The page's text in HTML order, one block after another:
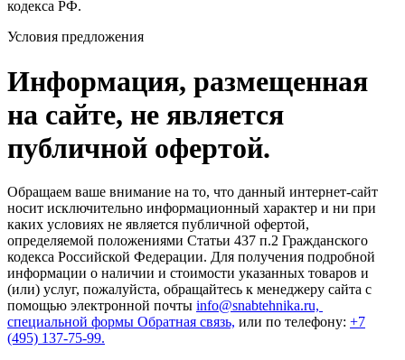
кодекса РФ.
Условия предложения
Информация, размещенная
на сайте, не является
публичной офертой.
Обращаем ваше внимание на то, что данный интернет-сайт
носит исключительно информационный характер и ни при
каких условиях не является публичной офертой,
определяемой положениями Статьи 437 п.2 Гражданского
кодекса Российской Федерации. Для получения подробной
информации о наличии и стоимости указанных товаров и
(или) услуг, пожалуйста, обращайтесь к менеджеру сайта с
помощью электронной почты info@snabtehnika.ru,
специальной формы Обратная связь, или по телефону: +7
(495) 137-75-99.